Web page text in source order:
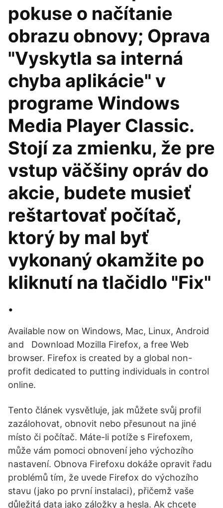
pokuse o načítanie
obrazu obnovy; Oprava
"Vyskytla sa interná
chyba aplikácie" v
programe Windows
Media Player Classic.
Stojí za zmienku, že pre
vstup väčšiny opráv do
akcie, budete musieť
reštartovať počítač,
ktorý by mal byť
vykonaný okamžite po
kliknutí na tlačidlo "Fix"
.
Available now on Windows, Mac, Linux, Android
and Download Mozilla Firefox, a free Web
browser. Firefox is created by a global non-
profit dedicated to putting individuals in control
online.
Tento článek vysvětluje, jak můžete svůj profil
zazálohovat, obnovit nebo přesunout na jiné
místo či počítač. Máte-li potíže s Firefoxem,
může vám pomoci obnovení jeho výchozího
nastavení. Obnova Firefoxu dokáže opravit řadu
problémů tím, že uvede Firefox do výchozího
stavu (jako po první instalaci), přičemž vaše
důležitá data jako záložky a hesla. Ak chcete